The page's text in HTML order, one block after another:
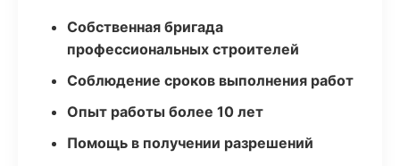
Собственная бригада
профессиональных строителей
Соблюдение сроков выполнения работ
Опыт работы более 10 лет
Помощь в получении разрешений